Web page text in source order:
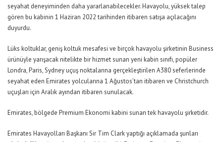
seyahat deneyiminden daha yararlanabilecekler. Havayolu, yüksek talep
gören bu kabinin 1 Haziran 2022 tarihinden itibaren satışa açılacağını
duyurdu.
Lüks koltuklar, geniş koltuk mesafesi ve birçok havayolu şirketinin Business
ürünüyle yarışacak nitelikte bir hizmet sunan yeni kabin sınıfı, popüler
Londra, Paris, Sydney uçuş noktalarına gerçekleştirilen A380 seferlerinde
seyahat eden Emirates yolcularına 1 Ağustos’tan itibaren ve Christchurch
uçuşları için Aralık ayından itibaren sunulacak.
Emirates, bölgede Premium Ekonomi kabini sunan tek havayolu şirketidir.
Emirates Havayolları Başkanı Sir Tim Clark yaptığı açıklamada şunları